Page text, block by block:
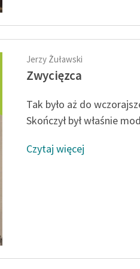
Jerzy Żuławski
Zwycięzca
Tak było aż do
Skończył był właśnie
Czytaj więcej